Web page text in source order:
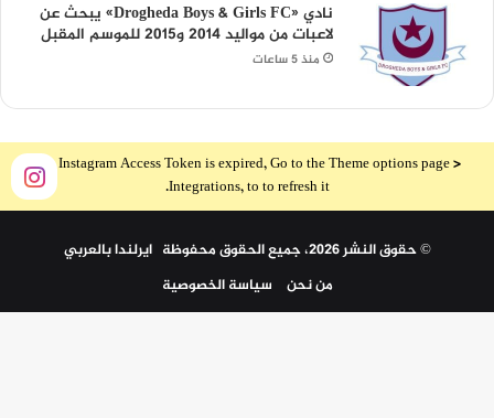
نادي «Drogheda Boys & Girls FC» يبحث عن
لاعبات من مواليد 2014 و2015 للموسم المقبل
منذ 5 ساعات
The Instagram Access Token is expired, Go to the Theme options page >
Integrations, to to refresh it.
© حقوق النشر 2026، جميع الحقوق محفوظة ايرلندا بالعربي
من نحن
سياسة الخصوصية